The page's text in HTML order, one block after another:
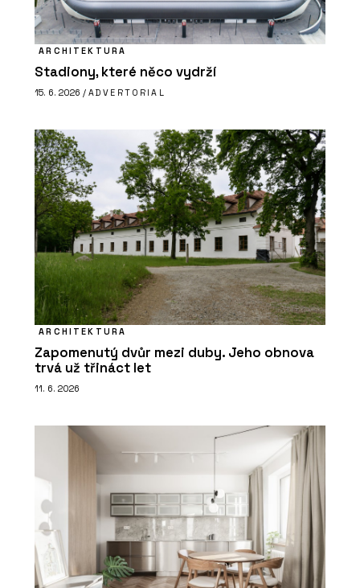
ARCHITEKTURA
Stadiony, které něco vydrží
15. 6. 2026 / ADVERTORIAL
ARCHITEKTURA
Zapomenutý dvůr mezi duby. Jeho obnova
trvá už třináct let
11. 6. 2026